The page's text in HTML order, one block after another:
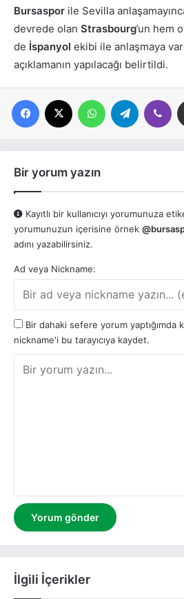
Bursaspor ile Sevilla
devrede olan Strasbourg’un hem
de İspanyol ekibi ile anlaşmaya
açıklamanın yapılacağı belirtildi.
Facebook WhatsAppTelegram
Bir yorum yazın
Kayıtlı bir kullanıcıyı yorumunuza
yorumunuzun içerisine örnek
adını yazabilirsiniz.
Ad veya Nickname:
Bir dahaki sefere yorum yaptığımda
nickname'i bu tarayıcıya kaydet.
İlgili İçerikler